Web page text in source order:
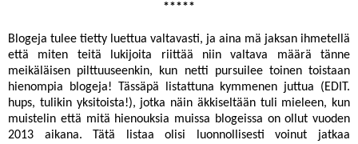
*****
Blogeja tulee tietty luettua valtavasti, ja aina mä jaksan ihmetellä
että miten teitä lukijoita riittää niin valtava määrä tänne
meikäläisen pilttuuseenkin, kun netti pursuilee toinen toistaan
hienompia blogeja! Tässäpä listattuna kymmenen juttua (EDIT.
hups, tulikin yksitoista!), jotka näin äkkiseltään tuli mieleen, kun
muistelin että mitä hienouksia muissa blogeissa on ollut vuoden
2013 aikana. Tätä listaa olisi luonnollisesti voinut jatkaa